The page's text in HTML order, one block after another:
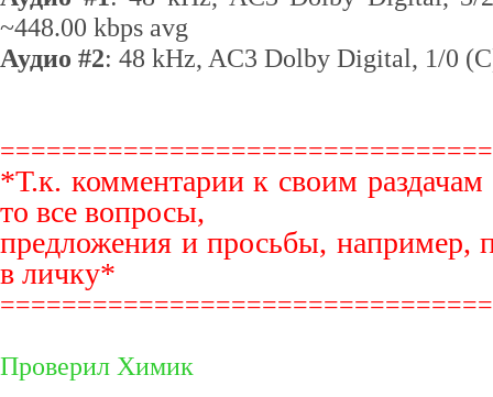
~448.00 kbps avg
Аудио #2: 48 kHz, AC3 Dolby Digital, 1/0
*Т.к. комментарии к своим
то все вопросы,
предложения и просьбы, например,
в личку*
Проверил Химик